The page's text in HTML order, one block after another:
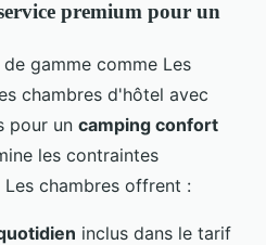
premium pour un
gamme comme Les
chambres d'hôtel avec
pour un camping confort
les contraintes
Les chambres offrent :
inclus dans le tarif